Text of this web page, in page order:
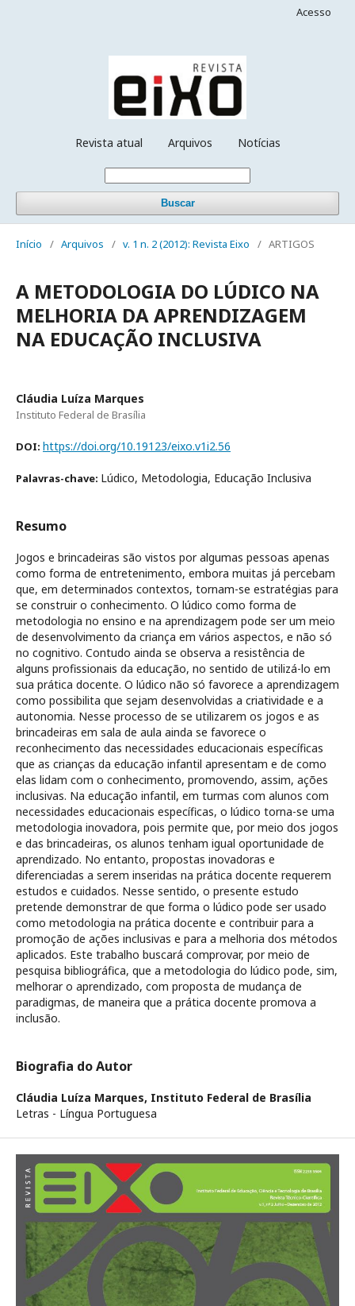
Revista atual Arquivos Notícias
Buscar
Acesso
Início / Arquivos / v. 1 n. 2 (2012): Revista Eixo / ARTIGOS
A METODOLOGIA DO LÚDICO NA
MELHORIA DA APRENDIZAGEM
NA EDUCAÇÃO INCLUSIVA
Cláudia Luíza Marques
Instituto Federal de Brasília
DOI: https://doi.org/10.19123/eixo.v1i2.56
Palavras-chave: Lúdico, Metodologia, Educação Inclusiva
Resumo
Jogos e brincadeiras são vistos por algumas pessoas apenas
como forma de entretenimento, embora muitas já percebam
que, em determinados contextos, tornam-se estratégias para
se construir o conhecimento. O lúdico como forma de
metodologia no ensino e na aprendizagem pode ser um meio
de desenvolvimento da criança em vários aspectos, e não só
no cognitivo. Contudo ainda se observa a resistência de
alguns profissionais da educação, no sentido de utilizá-lo em
sua prática docente. O lúdico não só favorece a aprendizagem
como possibilita que sejam desenvolvidas a criatividade e a
autonomia. Nesse processo de se utilizarem os jogos e as
brincadeiras em sala de aula ainda se favorece o
reconhecimento das necessidades educacionais específicas
que as crianças da educação infantil apresentam e de como
elas lidam com o conhecimento, promovendo, assim, ações
inclusivas. Na educação infantil, em turmas com alunos com
necessidades educacionais específicas, o lúdico torna-se uma
metodologia inovadora, pois permite que, por meio dos jogos
e das brincadeiras, os alunos tenham igual oportunidade de
aprendizado. No entanto, propostas inovadoras e
diferenciadas a serem inseridas na prática docente requerem
estudos e cuidados. Nesse sentido, o presente estudo
pretende demonstrar de que forma o lúdico pode ser usado
como metodologia na prática docente e contribuir para a
promoção de ações inclusivas e para a melhoria dos métodos
aplicados. Este trabalho buscará comprovar, por meio de
pesquisa bibliográfica, que a metodologia do lúdico pode, sim,
melhorar o aprendizado, com proposta de mudança de
paradigmas, de maneira que a prática docente promova a
inclusão.
Biografia do Autor
Cláudia Luíza Marques, Instituto Federal de Brasília
Letras - Língua Portuguesa